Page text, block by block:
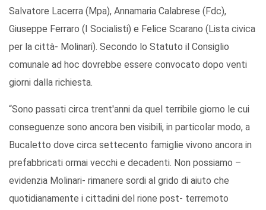
Salvatore Lacerra (Mpa), Annamaria Calabrese (Fdc),
Giuseppe Ferraro (I Socialisti) e Felice Scarano (Lista civica
per la città- Molinari). Secondo lo Statuto il Consiglio
comunale ad hoc dovrebbe essere convocato dopo venti
giorni dalla richiesta.
“Sono passati circa trent'anni da quel terribile giorno le cui
conseguenze sono ancora ben visibili, in particolar modo, a
Bucaletto dove circa settecento famiglie vivono ancora in
prefabbricati ormai vecchi e decadenti. Non possiamo –
evidenzia Molinari- rimanere sordi al grido di aiuto che
quotidianamente i cittadini del rione post- terremoto